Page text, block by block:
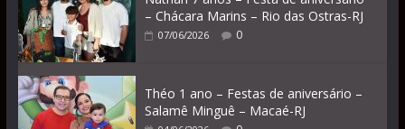
– Chácara Marins – Rio das Ostras-RJ
07/06/2026 0
Théo 1 ano – Festas de aniversário –
Salamê Minguê – Macaé-RJ